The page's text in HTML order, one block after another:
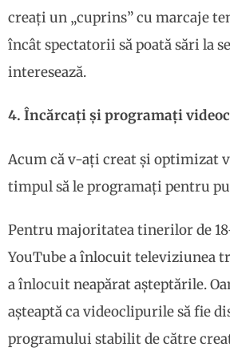
creați un „cuprins” cu marcaje
încât spectatorii să poată sări la
interesează.
4. Încărcați și programați
Acum că v-ați creat și optimizat
timpul să le programați pentru
Pentru majoritatea tinerilor de
YouTube a înlocuit televiziunea
a înlocuit neapărat așteptările.
așteaptă ca videoclipurile să fie
programului stabilit de către